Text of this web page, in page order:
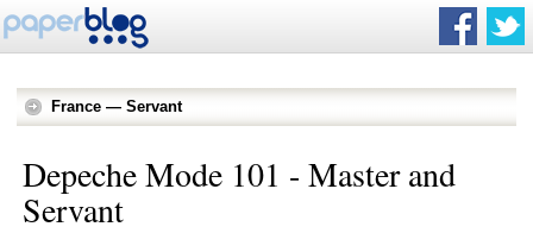
France — Servant
Depeche Mode 101 - Master and
Servant